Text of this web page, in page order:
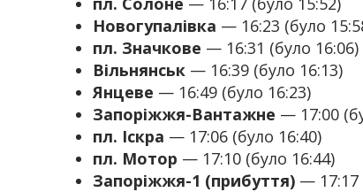
Новогупалівка — 16:23 (було
пл. Значкове — 16:31 (було 16:06)
Вільнянськ — 16:39 (було 16:13)
Янцеве — 16:49 (було 16:23)
Запоріжжя-Вантажне — 17:00
пл. Іскра — 17:06 (було 16:40)
пл. Мотор — 17:10 (було 16:44)
Запоріжжя-1 (прибуття) — 17:17